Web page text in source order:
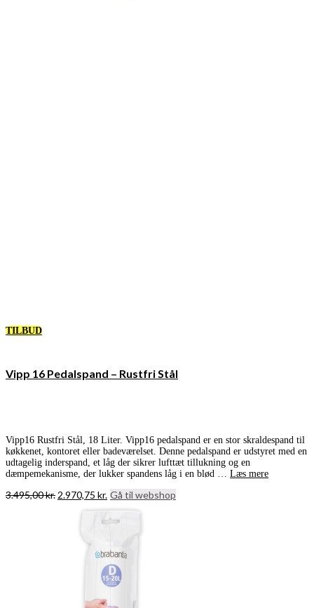
TILBUD
Vipp 16 Pedalspand – Rustfri Stål
Vipp16 Rustfri Stål, 18 Liter. Vipp16 pedalspand er en stor skraldespand til
køkkenet, kontoret eller badeværelset. Denne pedalspand er udstyret med en
udtagelig inderspand, et låg der sikrer lufttæt tillukning og en
dæmpemekanisme, der lukker spandens låg i en blød … Læs mere
3.495,00kr. Den
3.495,00 kr..
2.970,75 kr. Den
pris
Gå til webshop